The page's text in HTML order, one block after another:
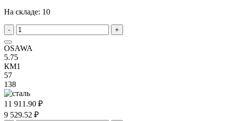
На складе: 10
- +
OSAWA
5.75
КМ1
57
138
11 911.90 ₽
9 529.52 ₽